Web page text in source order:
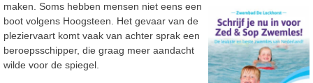
maken. Soms hebben mensen niet eens een
boot volgens Hoogsteen. Het gevaar van de
pleziervaart komt vaak van achter sprak een
beroepsschipper, die graag meer aandacht
wilde voor de spiegel.